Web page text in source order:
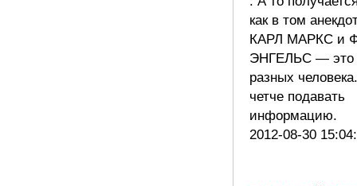
как в том
КАРЛ МАРКС и
ЭНГЕЛЬС — это
разных
четче подавать
информацию.
2012-08-30